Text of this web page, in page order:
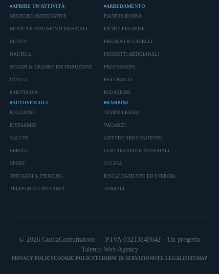
APRIRE UN’ATTIVITÀ
MEDICINE ALTERNATIVE
MUSICA E STRUMENTI MUSICALI
MUTUO
NAUTICA
NEGOZI & GRANDE DISTRIBUZIONE
OTTICA
PARTITA IVA
ARREDAMENTO
PIANETA DONNA
PIETRE PREZIOSE
PREZIOSI & GIOIELLI
PRODOTTI ARTIGIANALI
PROFESSIONI
PSICOLOGIA
REDAZIONE
AUTOVEICOLI
RELIGIONE
RISPARMIO
SALUTE
SERVIZI
SPORT
TATUAGGI & PIERCING
TELEFONIA E INTERNET
BAMBINI
TEMPO LIBERO
VACANZE
AZIENDE ARREDAMENTO
COSTRUZIONE E MATERIALI
CUCINA
RISCALDAMENTO ED ENERGIA
ANIMALI
© 2026 GuidaConsumatore — P.IVA 03213840642 · Un progetto
Talento Web Agency
PRIVACY POLICYCOOKIE POLICYTERMINI DI SERVIZIONOTE LEGALI SITEMAP